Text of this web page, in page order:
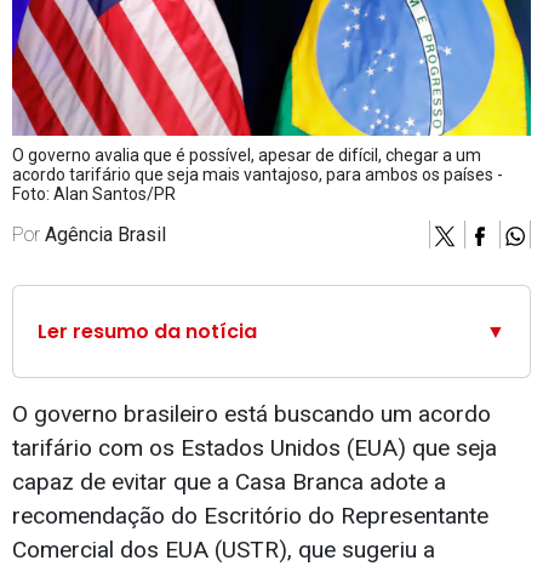
O governo avalia que é possível, apesar de difícil, chegar a um
acordo tarifário que seja mais vantajoso, para ambos os países -
Foto: Alan Santos/PR
Por Agência Brasil
Ler resumo da notícia ▼
O governo brasileiro está buscando um acordo
tarifário com os Estados Unidos (EUA) que seja
capaz de evitar que a Casa Branca adote a
recomendação do Escritório do Representante
Comercial dos EUA (USTR), que sugeriu a